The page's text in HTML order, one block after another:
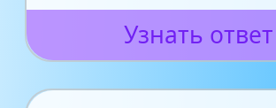
Узнать ответ